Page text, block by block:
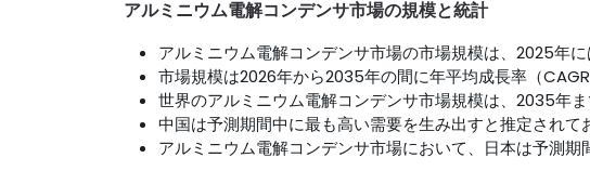
アルミニウム電解コンデンサ市場の規模と統計
アルミニウム電解コンデンサ市場の市場規模は、2025年
市場規模は2026年から2035年の間に年平均成長率（
世界のアルミニウム電解コンデンサ市場規模は、2035年
中国は予測期間中に最も高い需要を生み出すと推定され
アルミニウム電解コンデンサ市場において、日本は予測